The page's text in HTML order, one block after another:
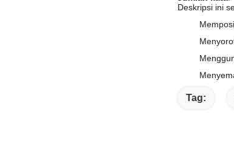
Deskripsi ini
Tag: